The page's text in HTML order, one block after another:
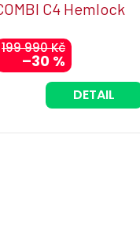
199 990 Kč
–30 %
C4 Hemlock
DETAIL